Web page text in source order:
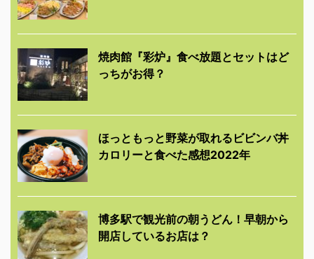
焼肉館『彩炉』食べ放題とセットはど
っちがお得？
ほっともっと野菜が取れるビビンバ丼
カロリーと食べた感想2022年
博多駅で観光前の朝うどん！早朝から
開店しているお店は？